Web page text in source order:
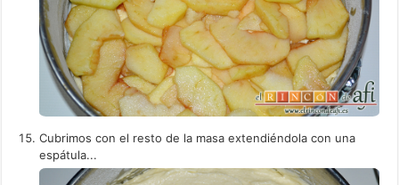
Cubrimos con el resto de la masa extendiéndola con una
espátula...